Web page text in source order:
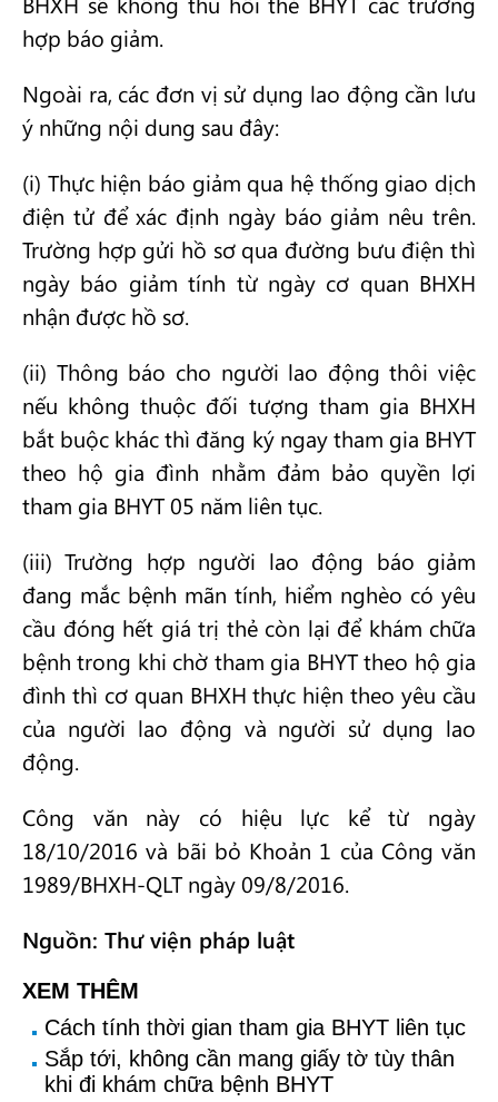
hợp báo giảm.
Ngoài ra, các đơn vị sử dụng lao động cần lưu
ý những nội dung sau đây:
(i) Thực hiện báo giảm qua hệ thống giao dịch
điện tử để xác định ngày báo giảm nêu trên.
Trường hợp gửi hồ sơ qua đường bưu điện thì
ngày báo giảm tính từ ngày cơ quan BHXH
nhận được hồ sơ.
(ii) Thông báo cho người lao động thôi việc
nếu không thuộc đối tượng tham gia BHXH
bắt buộc khác thì đăng ký ngay tham gia BHYT
theo hộ gia đình nhằm đảm bảo quyền lợi
tham gia BHYT 05 năm liên tục.
(iii) Trường hợp người lao động báo giảm
đang mắc bệnh mãn tính, hiểm nghèo có yêu
cầu đóng hết giá trị thẻ còn lại để khám chữa
bệnh trong khi chờ tham gia BHYT theo hộ gia
đình thì cơ quan BHXH thực hiện theo yêu cầu
của người lao động và người sử dụng lao
động.
Công văn này có hiệu lực kể từ ngày
18/10/2016 và bãi bỏ Khoản 1 của Công văn
1989/BHXH-QLT ngày 09/8/2016.
Nguồn: Thư viện pháp luật
XEM THÊM
Cách tính thời gian tham gia BHYT liên tục
Sắp tới, không cần mang giấy tờ tùy thân
khi đi khám chữa bệnh BHYT